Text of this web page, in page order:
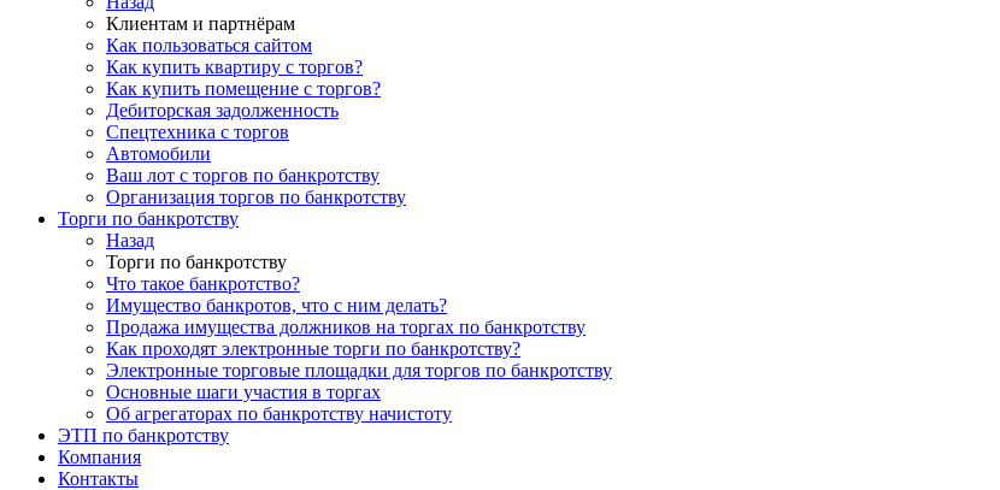
Клиентам и партнёрам
Как пользоваться сайтом
Как купить квартиру с торгов?
Как купить помещение с торгов?
Дебиторская задолженность
Спецтехника с торгов
Автомобили
Ваш лот с торгов по банкротству
Организация торгов по банкротству
Торги по банкротству
Назад
Торги по банкротству
Что такое банкротство?
Имущество банкротов, что с ним делать?
Продажа имущества должников на торгах по банкротству
Как проходят электронные торги по банкротству?
Электронные торговые площадки для торгов по банкротству
Основные шаги участия в торгах
Об агрегаторах по банкротству начистоту
ЭТП по банкротству
Компания
Контакты